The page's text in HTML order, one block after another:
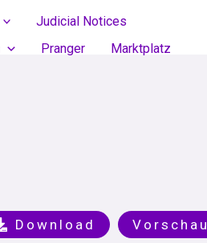
Judicial Notices
Pranger
Marktplatz
Download Vorschau